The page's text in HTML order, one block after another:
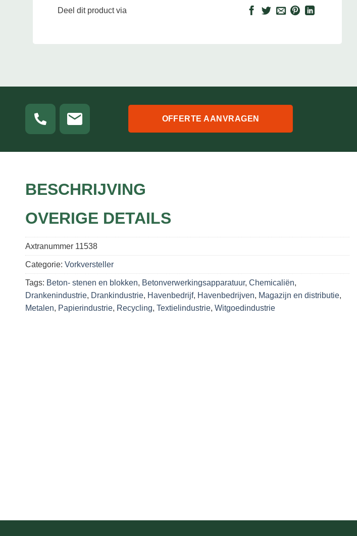
Deel dit product via
OFFERTE AANVRAGEN
BESCHRIJVING
OVERIGE DETAILS
Axtranummer 11538
Categorie: Vorkversteller
Tags: Beton- stenen en blokken, Betonverwerkingsapparatuur, Chemicaliën,
Drankenindustrie, Drankindustrie, Havenbedrijf, Havenbedrijven, Magazijn en distributie,
Metalen, Papierindustrie, Recycling, Textielindustrie, Witgoedindustrie